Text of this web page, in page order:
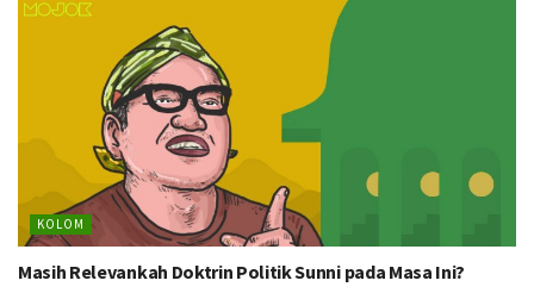
KOLOM
Masih Relevankah Doktrin Politik Sunni pada Masa Ini?